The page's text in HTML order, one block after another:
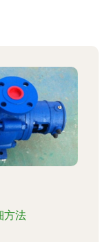
方法